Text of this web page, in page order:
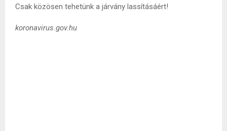
Csak közösen tehetünk a járvány lassításáért!
koronavirus.gov.hu